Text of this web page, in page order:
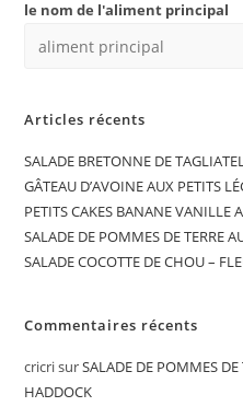
le nom de l'aliment principal
Articles récents
SALADE BRETONNE DE
GÂTEAU D’AVOINE AUX PETITS
PETITS CAKES BANANE VANILLE
SALADE DE POMMES DE TERRE
SALADE COCOTTE DE CHOU –
Commentaires récents
cricrisurSALADE DE POMMES DE
HADDOCK